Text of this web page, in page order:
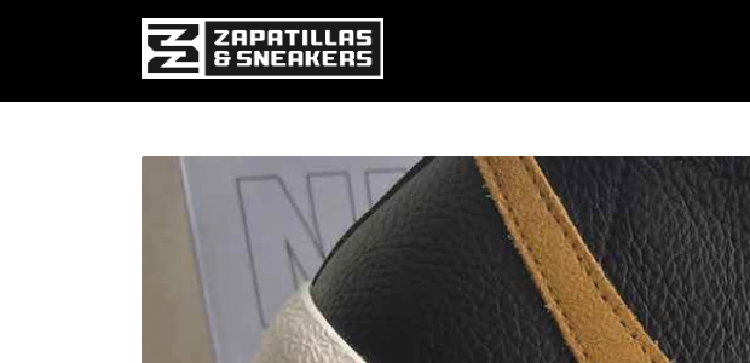
Pasar al contenido principal